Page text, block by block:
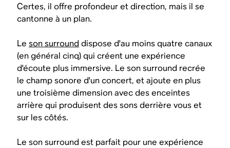
Certes, il offre profondeur et direction, mais il se
cantonne à un plan.
Leson surround dispose d'au moins quatre canaux
(en général cinq) qui créent une expérience
d'écoute plus immersive. Le son surround recrée
le champ sonore d'un concert, et ajoute en plus
une troisième dimension avec des enceintes
arrière qui produisent des sons derrière vous et
sur les côtés.
Le son surround est parfait pour une expérience